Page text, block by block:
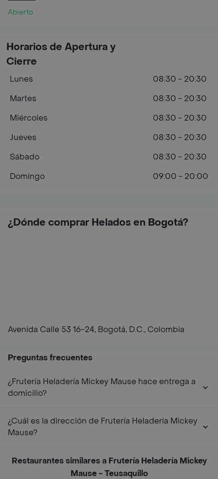
Abierto
¿Dónde comprar Helados en Bogotá?
Avenida Calle 53 16-24, Bogotá, D.C., Colombia
Horarios de Apertura y
Cierre
Lunes
08:30 - 20:30
Martes
08:30 - 20:30
Miércoles
08:30 - 20:30
Jueves
08:30 - 20:30
Sábado
08:30 - 20:30
Domingo
09:00 - 20:00
Preguntas frecuentes
¿Frutería Heladería Mickey Mause hace entrega a
domicilio?
¿Cuál es la dirección de Frutería Heladería Mickey
Mause?
Restaurantes similares a Frutería Heladería Mickey
Mause - Teusaquillo